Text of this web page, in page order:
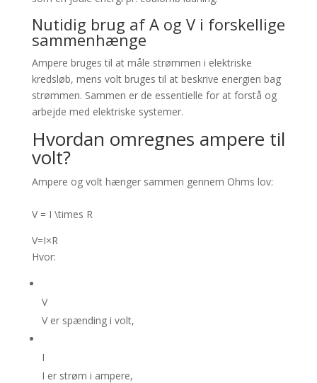
Nutidig brug af A og V i forskellige
sammenhænge
Ampere bruges til at måle strømmen i elektriske
kredsløb, mens volt bruges til at beskrive energien bag
strømmen. Sammen er de essentielle for at forstå og
arbejde med elektriske systemer.
Hvordan omregnes ampere til
volt?
Ampere og volt hænger sammen gennem Ohms lov:
V = I \times R
V=I×R
Hvor:
V
Ver spænding i volt,
I
I er strøm i ampere,